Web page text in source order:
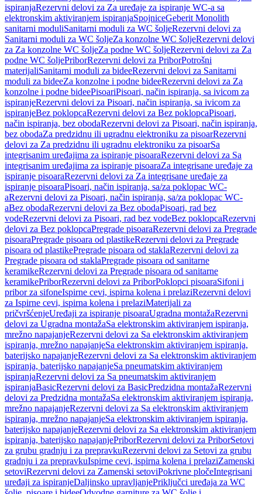
ispiranjaRezervni delovi za Za uređaje za ispiranje WC-a sa
elektronskim aktiviranjem ispiranjaSpojniceGeberit Monolith
sanitarni moduliSanitarni moduli za WC šoljeRezervni delovi za
Sanitarni moduli za WC šoljeZa konzolne WC šoljeRezervni delovi
za Za konzolne WC šoljeZa podne WC šoljeRezervni delovi za Za
podne WC šoljePriborRezervni delovi za PriborPotrošni
materijaliSanitarni moduli za bideeRezervni delovi za Sanitarni
moduli za bideeZa konzolne i podne bideeRezervni delovi za Za
konzolne i podne bideePisoariPisoari, način ispiranja, sa ivicom za
ispiranjeRezervni delovi za Pisoari, način ispiranja, sa ivicom za
ispiranjeBez poklopcaRezervni delovi za Bez poklopcaPisoari,
način ispiranja, bez obodaRezervni delovi za Pisoari, način ispiranja,
bez obodaZa predzidnu ili ugradnu elektroniku za pisoarRezervni
delovi za Za predzidnu ili ugradnu elektroniku za pisoarSa
integrisanim uređajima za ispiranje pisoaraRezervni delovi za Sa
integrisanim uređajima za ispiranje pisoaraZa integrisane uređaje za
ispiranje pisoaraRezervni delovi za Za integrisane uređaje za
ispiranje pisoaraPisoari, način ispiranja, sa/za poklopac WC-
aRezervni delovi za Pisoari, način ispiranja, sa/za poklopac WC-
aBez obodaRezervni delovi za Bez obodaPisoari, rad bez
vodeRezervni delovi za Pisoari, rad bez vodeBez poklopcaRezervni
delovi za Bez poklopcaPregrade pisoaraRezervni delovi za Pregrade
pisoaraPregrade pisoara od plastikeRezervni delovi za Pregrade
pisoara od plastikePregrade pisoara od staklaRezervni delovi za
Pregrade pisoara od staklaPregrade pisoara od sanitarne
keramikeRezervni delovi za Pregrade pisoara od sanitarne
keramikePriborRezervni delovi za PriborPoklopci pisoaraSifoni i
pribor za sifoneIspirne cevi, ispirna kolena i prelaziRezervni delovi
za Ispirne cevi, ispirna kolena i prelaziMaterijali za
pričvršćenjeUređaji za ispiranje pisoaraUgradna montažaRezervni
delovi za Ugradna montažaSa elektronskim aktiviranjem ispiranja,
mrežno napajanjeRezervni delovi za Sa elektronskim aktiviranjem
ispiranja, mrežno napajanjeSa elektronskim aktiviranjem ispiranja,
baterijsko napajanjeRezervni delovi za Sa elektronskim aktiviranjem
ispiranja, baterijsko napajanjeSa pneumatskim aktiviranjem
ispiranjaRezervni delovi za Sa pneumatskim aktiviranjem
ispiranjaBasicRezervni delovi za BasicPredzidna montažaRezervni
delovi za Predzidna montažaSa elektronskim aktiviranjem ispiranja,
mrežno napajanjeRezervni delovi za Sa elektronskim aktiviranjem
ispiranja, mrežno napajanjeSa elektronskim aktiviranjem ispiranja,
baterijsko napajanjeRezervni delovi za Sa elektronskim aktiviranjem
ispiranja, baterijsko napajanjePriborRezervni delovi za PriborSetovi
za grubu gradnju i za prepravkuRezervni delovi za Setovi za grubu
gradnju i za prepravkuIspirne cevi, ispirna kolena i prelaziZamenski
setoviRezervni delovi za Zamenski setoviPokrivne pločeIntegrisani
uređaji za ispiranjeDaljinsko upravljanjePriključci uređaja za WC